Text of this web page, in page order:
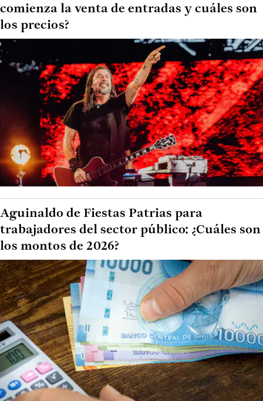
comienza la venta de entradas y cuáles son
los precios?
Aguinaldo de Fiestas Patrias para
trabajadores del sector público: ¿Cuáles son
los montos de 2026?